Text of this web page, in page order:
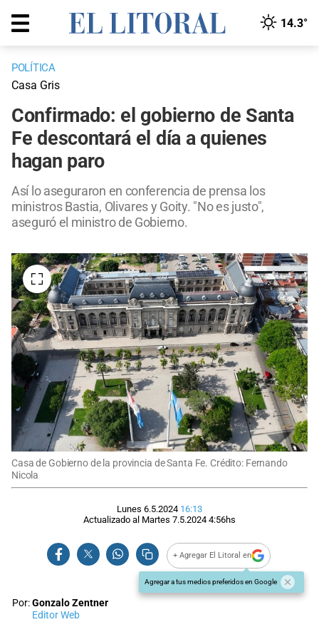
14.3°
POLÍTICA
Casa Gris
Confirmado: el gobierno de Santa
Fe descontará el día a quienes
hagan paro
Así lo aseguraron en conferencia de prensa los
ministros Bastia, Olivares y Goity. "No es justo",
aseguró el ministro de Gobierno.
Casa de Gobierno de la provincia de Santa Fe. Crédito: Fernando
Nicola
Lunes 6.5.2024 16:13
Actualizado al Martes 7.5.2024 4:56hs
+ Agregar El Litoral en
Agregar a tus medios preferidos en Google
Por:Gonzalo Zentner
Editor Web